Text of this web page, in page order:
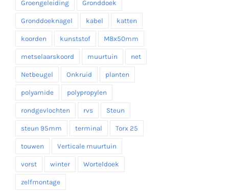
Groengeleiding Gronddoek
Gronddoeknagel kabel katten
koorden kunststof M8x50mm
metselaarskoord muurtuin net
Netbeugel Onkruid planten
polyamide polypropylen
rondgevlochten rvs Steun
steun 95mm terminal Torx 25
touwen Verticale muurtuin
vorst winter Worteldoek
zelfmontage